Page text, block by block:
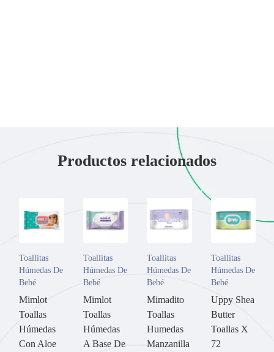
Productos relacionados
Toallitas
Húmedas De
Bebé
Mimlot
Toallas
Húmedas
Con Aloe
Toallitas
Húmedas De
Bebé
Mimlot
Toallas
Húmedas
A Base De
Toallitas
Húmedas De
Bebé
Mimadito
Toallas
Humedas
Manzanilla
Toallitas
Húmedas De
Bebé
Uppy Shea
Butter
Toallas X
72